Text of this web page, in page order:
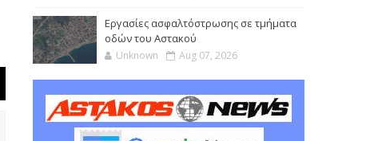
Εργασίες ασφαλτόστρωσης σε τμήματα
οδών του Αστακού
Unknown Aug 07, 2026